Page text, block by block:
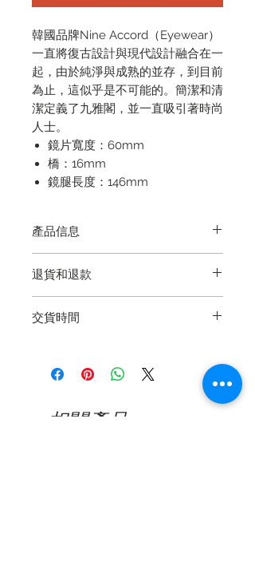
韓國品牌Nine Accord（Eyewear）
一直將復古設計與現代設計融合在一
起，由於純淨與成熟的並存，到目前
為止，這似乎是不可能的。簡潔和清
潔定義了九雅閣，並一直吸引著時尚
人士。
鏡片寬度：60mm
橋：16mm
鏡腿長度：146mm
產品信息
鏡片顏色：紫色
附送免費收納盒
退貨和退款
質量。如果您在交貨後365天內遇到
看到缺陷的照片後，將對所有已確認
的缺陷產品進行維修或更換。我們的
保修範圍不包括因日常使用造成的損
交貨時間
則需要更長的時間）
相關產品